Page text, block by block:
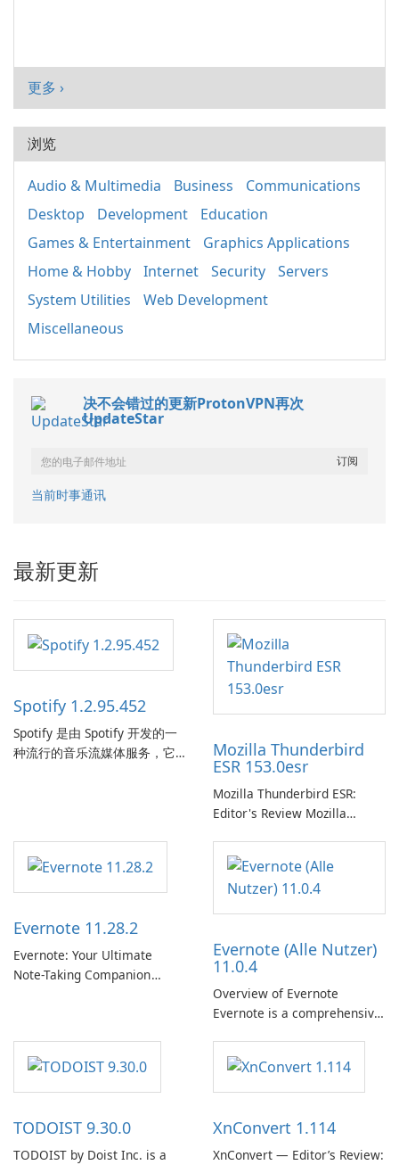
更多 ›
浏览
Audio & Multimedia Business
Communications
Desktop
Development
Education
Games & Entertainment
Graphics Applications
Home & Hobby
Internet Security
Servers
System Utilities
Web Development
Miscellaneous
决不会错过的更新ProtonVPN再次
UpdateStar
当前时事通讯
最新更新
Spotify 1.2.95.452
Spotify 是由 Spotify 开发的一
种流行的音乐流媒体服务，它
的音乐体验，让他们发现、流
式传输和欣赏他们最喜欢的音
Mozilla Thunderbird
ESR 153.0esr
Mozilla Thunderbird ESR:
Editor's Review Mozilla
Support Release) is the long-
term support channel of the
Thunderbird desktop email
client designed for
need predictable …
Evernote 11.28.2
Evernote: Your Ultimate
Note-Taking Companion
helps users capture ideas,
organize to-do lists, and keep
track of important
Evernote (Alle Nutzer)
11.0.4
Overview of Evernote
Evernote is a comprehensive
software designed to help
users capture, organize, and
access information across
TODOIST 9.30.0
TODOIST by Doist Inc. is a
XnConvert 1.114
XnConvert — Editor’s Review: